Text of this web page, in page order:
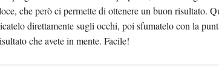
che però ci permette di ottenere un buon risultato.
direttamente sugli occhi, poi sfumatelo con la
che avete in mente. Facile!